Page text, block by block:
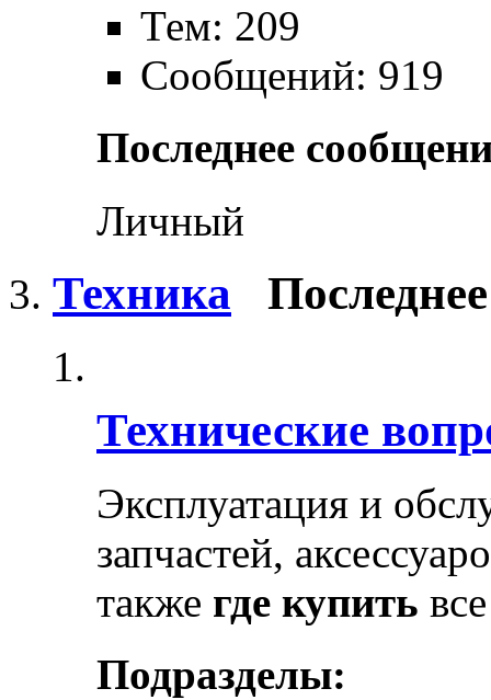
Тем: 209
Сообщений: 919
Последнее
Личный
Техника
Технические
Эксплуатация и
запчастей,
также где купить
Подразделы: